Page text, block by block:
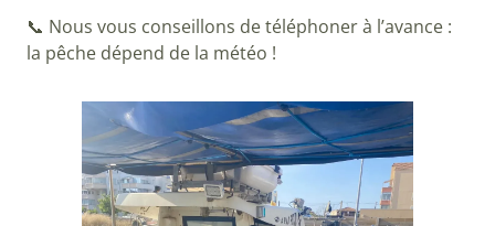
📞 Nous vous conseillons de téléphoner à l’avance :
la pêche dépend de la météo !